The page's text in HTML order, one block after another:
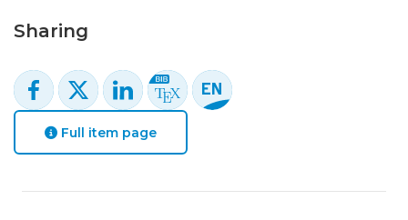
Sharing
Full item page